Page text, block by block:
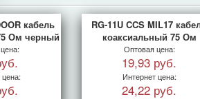
кабель
Ом черный
цена:
RG-11U CCS MIL17
коаксиальный 75 Ом
Оптовая цена:
19,93 руб.
Интернет цена:
24,22 руб.